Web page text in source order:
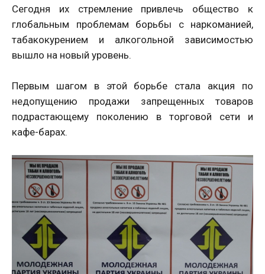
Сегодня их стремление привлечь общество к
глобальным проблемам борьбы с наркоманией,
табакокурением и алкогольной зависимостью
вышло на новый уровень.
Первым шагом в этой борьбе стала акция по
недопущению продажи запрещенных товаров
подрастающему поколению в торговой сети и
кафе-барах.